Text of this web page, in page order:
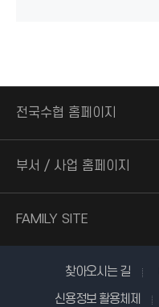
전국수협 홈페이지
부서 / 사업 홈페이지
FAMILY SITE
찾아오시는 길
신용정보 활용체제